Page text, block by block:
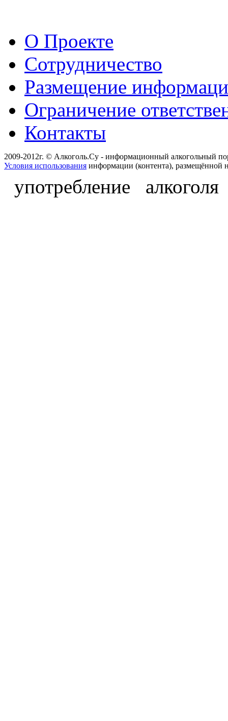
О Проекте
Сотрудничество
Размещение
Ограничение
Контакты
2009-2012г. © Алкоголь.Су - информационный алкогольный
Условия использования информации (контента), размещённой
употребление